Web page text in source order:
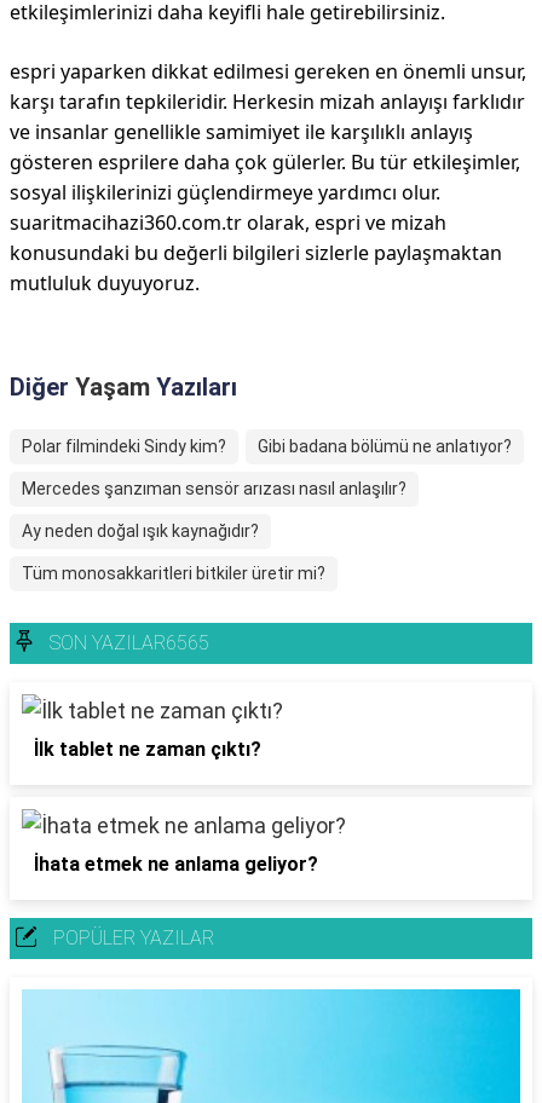
etkileşimlerinizi daha keyifli hale getirebilirsiniz.
espri yaparken dikkat edilmesi gereken en önemli unsur,
karşı tarafın tepkileridir. Herkesin mizah anlayışı farklıdır
ve insanlar genellikle samimiyet ile karşılıklı anlayış
gösteren esprilere daha çok gülerler. Bu tür etkileşimler,
sosyal ilişkilerinizi güçlendirmeye yardımcı olur.
suaritmacihazi360.com.tr olarak, espri ve mizah
konusundaki bu değerli bilgileri sizlerle paylaşmaktan
mutluluk duyuyoruz.
Diğer Yaşam Yazıları
Polar filmindeki Sindy kim? Gibi badana bölümü ne anlatıyor?
Mercedes şanzıman sensör arızası nasıl anlaşılır?
Ay neden doğal ışık kaynağıdır?
Tüm monosakkaritleri bitkiler üretir mi?
SON YAZILAR6565
İlk tablet ne zaman çıktı?
İhata etmek ne anlama geliyor?
POPÜLER YAZILAR